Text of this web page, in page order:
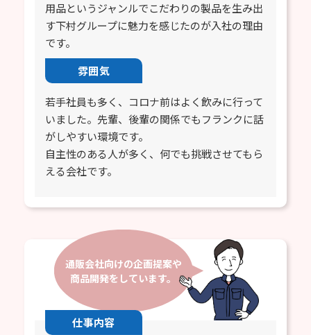
用品というジャンルでこだわりの製品を生み出
す下村グループに魅力を感じたのが入社の理由
です。
雰囲気
若手社員も多く、コロナ前はよく飲みに行って
いました。先輩、後輩の関係でもフランクに話
がしやすい環境です。
自主性のある人が多く、何でも挑戦させてもら
える会社です。
通販会社向けの企画提案や
商品開発をしています。
仕事内容